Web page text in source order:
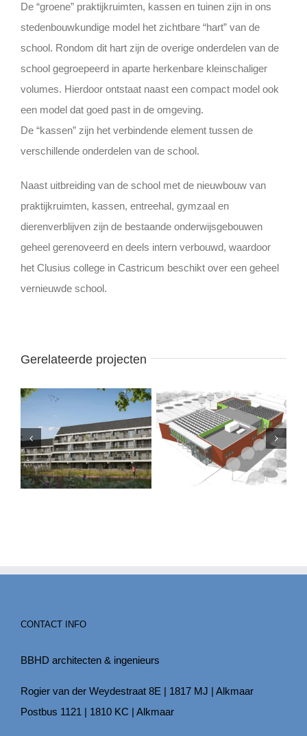
De “groene” praktijkruimten, kassen en tuinen zijn in ons
stedenbouwkundige model het zichtbare “hart” van de
school. Rondom dit hart zijn de overige onderdelen van de
school gegroepeerd in aparte herkenbare kleinschaliger
volumes. Hierdoor ontstaat naast een compact model ook
een model dat goed past in de omgeving.
De “kassen” zijn het verbindende element tussen de
verschillende onderdelen van de school.
Naast uitbreiding van de school met de nieuwbouw van
praktijkruimten, kassen, entreehal, gymzaal en
dierenverblijven zijn de bestaande onderwijsgebouwen
geheel gerenoveerd en deels intern verbouwd, waardoor
het Clusius college in Castricum beschikt over een geheel
vernieuwde school.
Gerelateerde projecten
CONTACT INFO
BBHD architecten & ingenieurs
Rogier van der Weydestraat 8E | 1817 MJ | Alkmaar
Postbus 1121 | 1810 KC | Alkmaar